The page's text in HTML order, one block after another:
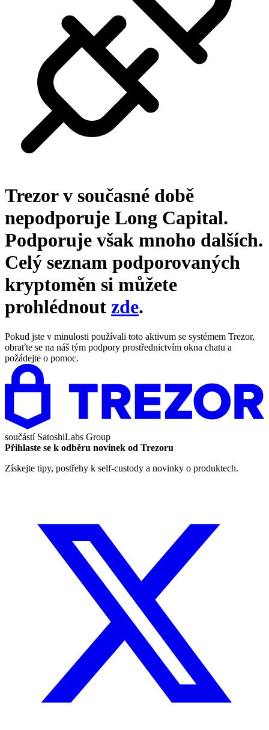
Trezor v současné době
nepodporuje Long Capital.
Podporuje však mnoho dalších.
Celý seznam podporovaných
kryptoměn si můžete
prohlédnout zde.
Pokud jste v minulosti používali toto aktivum se systémem Trezor,
obraťte se na náš tým podpory prostřednictvím okna chatu a
požádejte o pomoc.
součástíSatoshiLabs Group
Přihlaste se k odběru novinek od Trezoru
Získejte tipy, postřehy k self-custody a novinky o produktech.